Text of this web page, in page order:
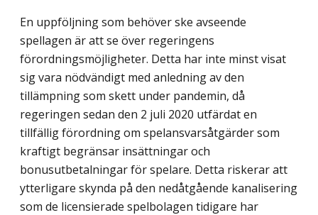
En uppföljning som behöver ske avseende
spellagen är att se över regeringens
förordningsmöjligheter. Detta har inte minst visat
sig vara nödvändigt med anledning av den
tillämpning som skett under pandemin, då
regeringen sedan den 2 juli 2020 utfärdat en
tillfällig förordning om spelansvarsåtgärder som
kraftigt begränsar insättningar och
bonusutbetalningar för spelare. Detta riskerar att
ytterligare skynda på den nedåtgående kanalisering
som de licensierade spelbolagen tidigare har